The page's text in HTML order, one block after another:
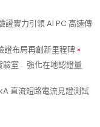
證實力引領 AI PC 高速傳
布局再創新里程碑
驗室 強化在地認證量
直流短路電流見證測試